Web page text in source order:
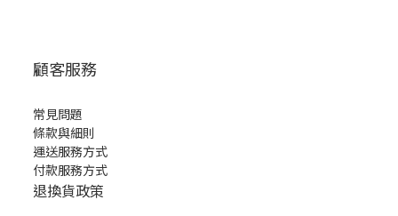
顧客服務
常見問題
條款與細則
運送服務方式
付款服務方式
退換貨政策